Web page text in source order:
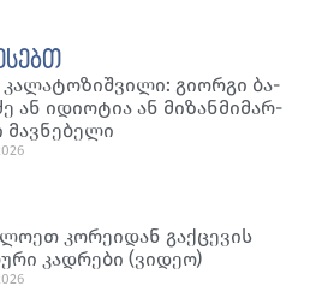
კა­ლა­ტო­ზიშ­ვი­ლი: გი­ორ­გი ბა­
ან იდი­ო­ტია ან მი­ზან­მი­მარ­
კორეიდან გაქცევის
კადრები (ვიდეო)